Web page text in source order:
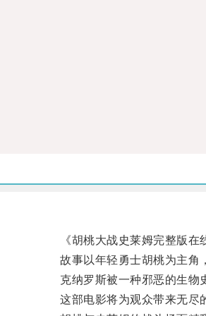
《胡桃大战史莱姆完整版在线
故事以年轻勇士胡桃为主角，
克纳罗斯被一种邪恶的生物史
这部电影将为观众带来无尽的